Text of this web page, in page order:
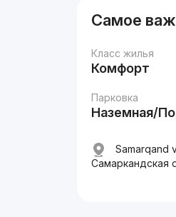
Самое
Класс жилья
Комфорт
Парковка
Samarqand
Самаркандская